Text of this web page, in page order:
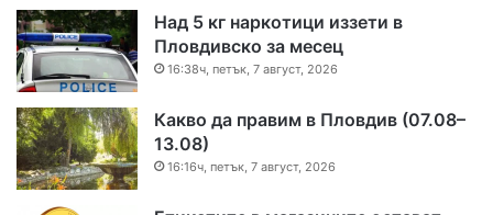
Над 5 кг наркотици иззети в
Пловдивско за месец
16:38ч, петък, 7 август, 2026
Какво да правим в Пловдив (07.08–
13.08)
16:16ч, петък, 7 август, 2026